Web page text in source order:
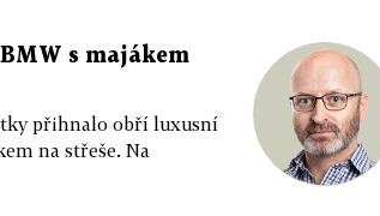
s majákem
přihnalo obří luxusní
na střeše. Na